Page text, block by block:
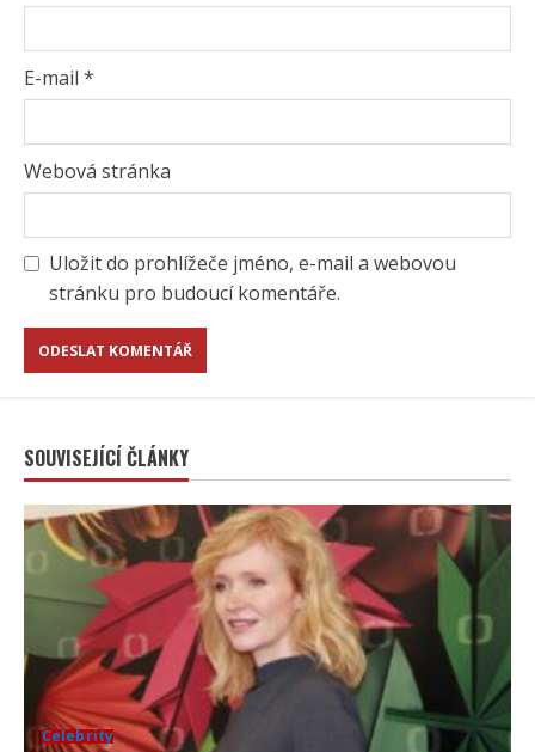
E-mail *
Webová stránka
Uložit do prohlížeče jméno, e-mail a webovou
stránku pro budoucí komentáře.
SOUVISEJÍCÍ ČLÁNKY
Celebrity